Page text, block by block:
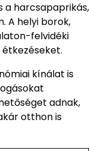
a harcsapaprikás,
A helyi borok,
felvidéki
kínálat is
adnak,
otthon is